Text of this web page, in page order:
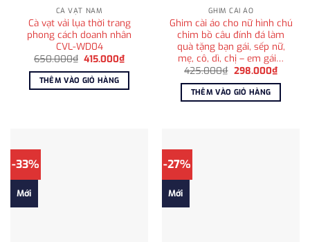
CÀ VẠT NAM
Cà vạt vải lụa thời trang
phong cách doanh nhân
CVL-WD04
650.000₫ Giá
là:
650.000₫.
415.000₫Giá
hiện
tại
415.000₫.
THÊM VÀO GIỎ HÀNG
GHIM CÀI ÁO
Ghim cài áo cho nữ hình chú
chim bồ câu đính đá làm
quà tặng bạn gái, sếp nữ,
mẹ, cô, dì, chị – em gái…
425.000₫ Giá
là:
425.000₫.
298.000₫Giá
hiện
tại
THÊM VÀO GIỎ HÀNG
-33%
Mới
-27%
Mới